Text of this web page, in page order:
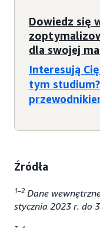
Dowiedz się
dla swojej
Interesują
tym
Źródła
1–2 Dane
stycznia 2023 r. do